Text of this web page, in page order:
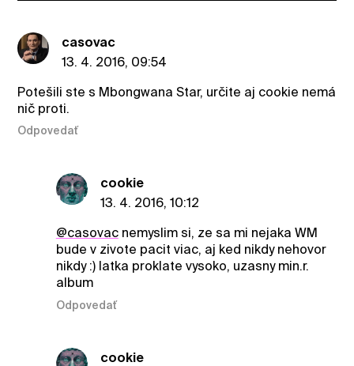
casovac
13. 4. 2016, 09:54
Potešili ste s Mbongwana Star, určite aj cookie nemá
nič proti.
Odpovedať
cookie
13. 4. 2016, 10:12
@casovacnemyslim si, ze sa mi nejaka WM
bude v zivote pacit viac, aj ked nikdy nehovor
nikdy :) latka proklate vysoko, uzasny min.r.
album
Odpovedať
cookie